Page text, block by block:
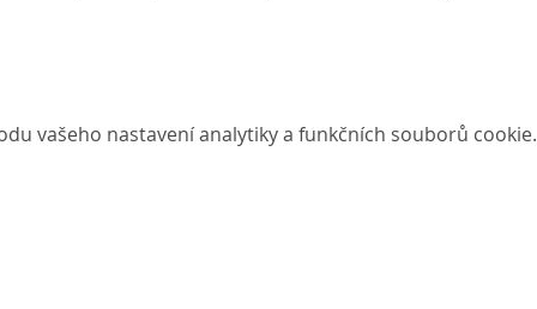
vašeho nastavení analytiky a funkčních souborů cookie.